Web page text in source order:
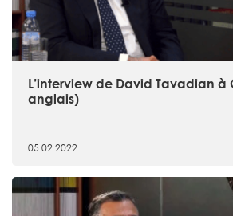
L’interview de David Tavadian à
anglais)
05.02.2022